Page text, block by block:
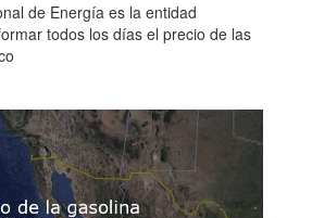
de Energía es la entidad
todos los días el precio de las